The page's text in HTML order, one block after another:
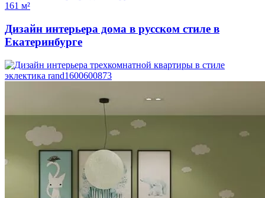
161 м²
Дизайн интерьера дома в русском стиле в
Екатеринбурге